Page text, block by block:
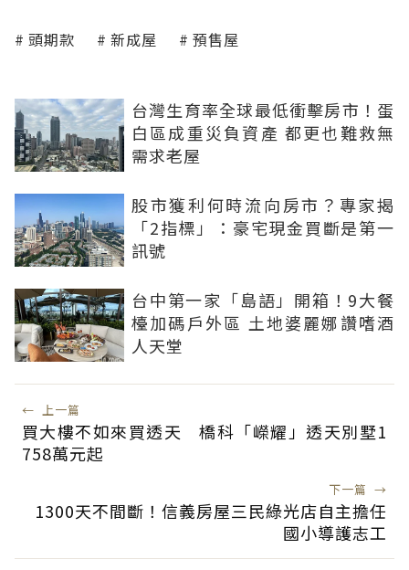
頭期款 新成屋 預售屋
台灣生育率全球最低衝擊房市！蛋
白區成重災負資產 都更也難救無
需求老屋
股市獲利何時流向房市？專家揭
「2指標」：豪宅現金買斷是第一
訊號
台中第一家「島語」開箱！9大餐
檯加碼戶外區 土地婆麗娜讚嗜酒
人天堂
← 上一篇
買大樓不如來買透天 橋科「嶸耀」透天別墅1
758萬元起
下一篇 →
1300天不間斷！信義房屋三民綠光店自主擔任
國小導護志工